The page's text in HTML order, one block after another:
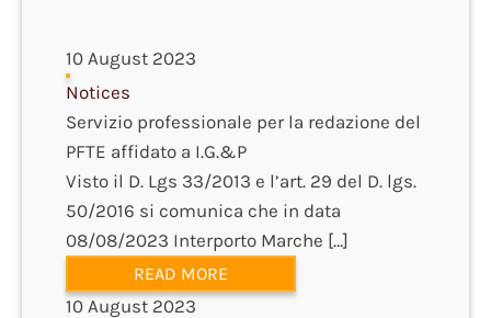
10 August 2023
Notices
Servizio professionale per la redazione del
PFTE affidato a I.G.&P
Visto il D. Lgs 33/2013 e l’art. 29 del D. lgs.
50/2016 si comunica che in data
08/08/2023 Interporto Marche […]
READ MORE
10 August 2023